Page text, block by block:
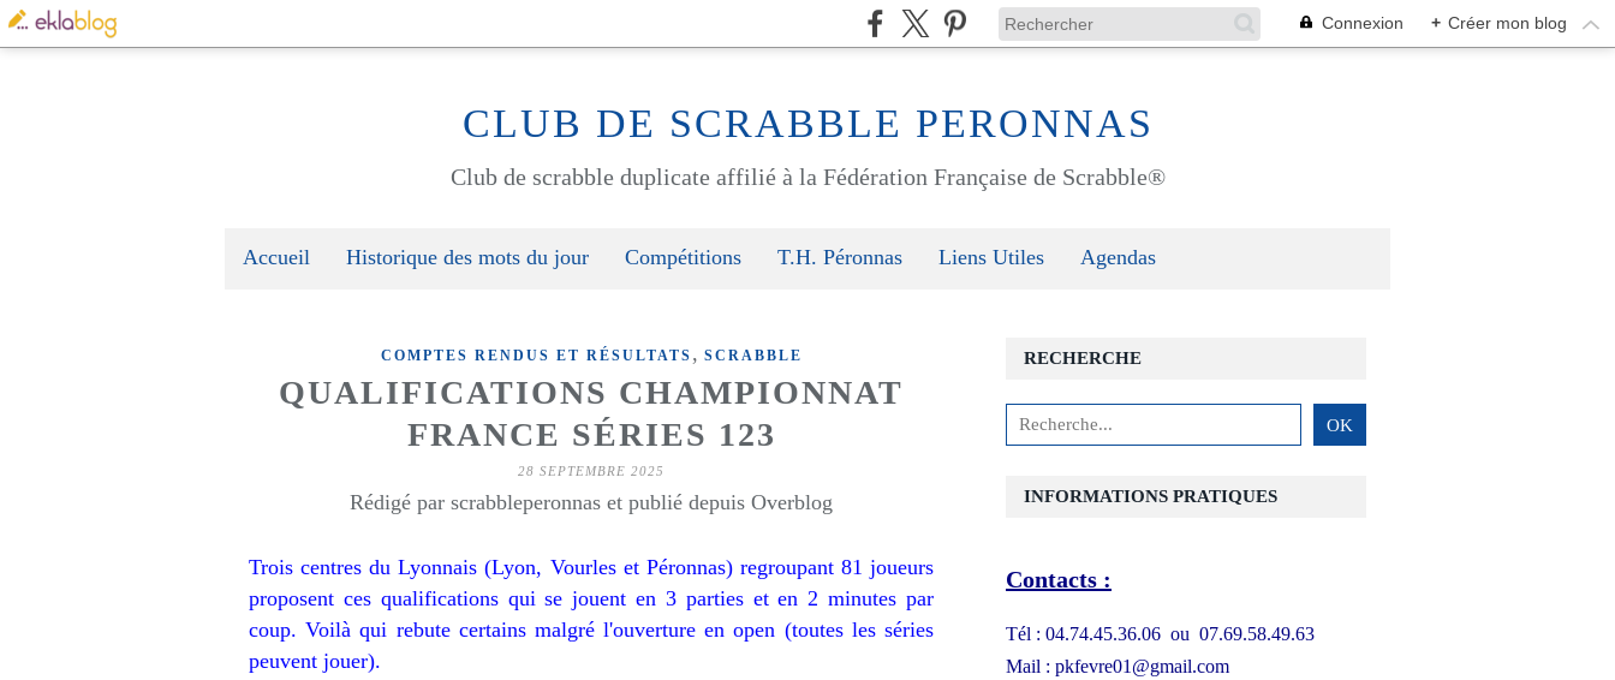
Connexion + Créer mon blog
CLUB DE SCRABBLE PERONNAS
Club de scrabble duplicate affilié à la Fédération Française de Scrabble®
Accueil Historique des mots du jour Compétitions T.H. Péronnas Liens Utiles Agendas
COMPTES RENDUS ET RÉSULTATS , SCRABBLE
QUALIFICATIONS CHAMPIONNAT
FRANCE SÉRIES 123
28 SEPTEMBRE 2025
Rédigé par scrabbleperonnas et publié depuis Overblog
Trois centres du Lyonnais (Lyon, Vourles et Péronnas) regroupant 81 joueurs
proposent ces qualifications qui se jouent en 3 parties et en 2 minutes par
coup. Voilà qui rebute certains malgré l'ouverture en open (toutes les séries
peuvent jouer).
RECHERCHE
INFORMATIONS PRATIQUES
Contacts :
Tél : 04.74.45.36.06 ou 07.69.58.49.63
Mail : pkfevre01@gmail.com